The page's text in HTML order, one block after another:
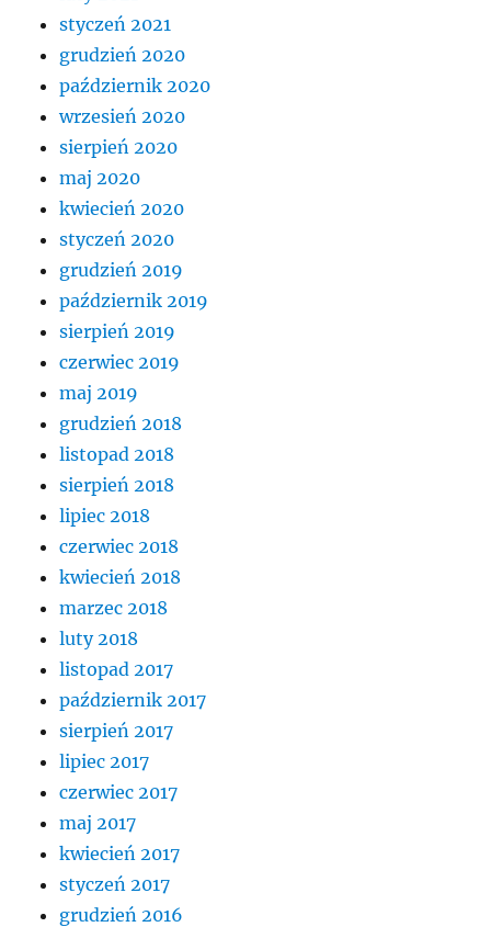
styczeń 2021
grudzień 2020
październik 2020
wrzesień 2020
sierpień 2020
maj 2020
kwiecień 2020
styczeń 2020
grudzień 2019
październik 2019
sierpień 2019
czerwiec 2019
maj 2019
grudzień 2018
listopad 2018
sierpień 2018
lipiec 2018
czerwiec 2018
kwiecień 2018
marzec 2018
luty 2018
listopad 2017
październik 2017
sierpień 2017
lipiec 2017
czerwiec 2017
maj 2017
kwiecień 2017
styczeń 2017
grudzień 2016